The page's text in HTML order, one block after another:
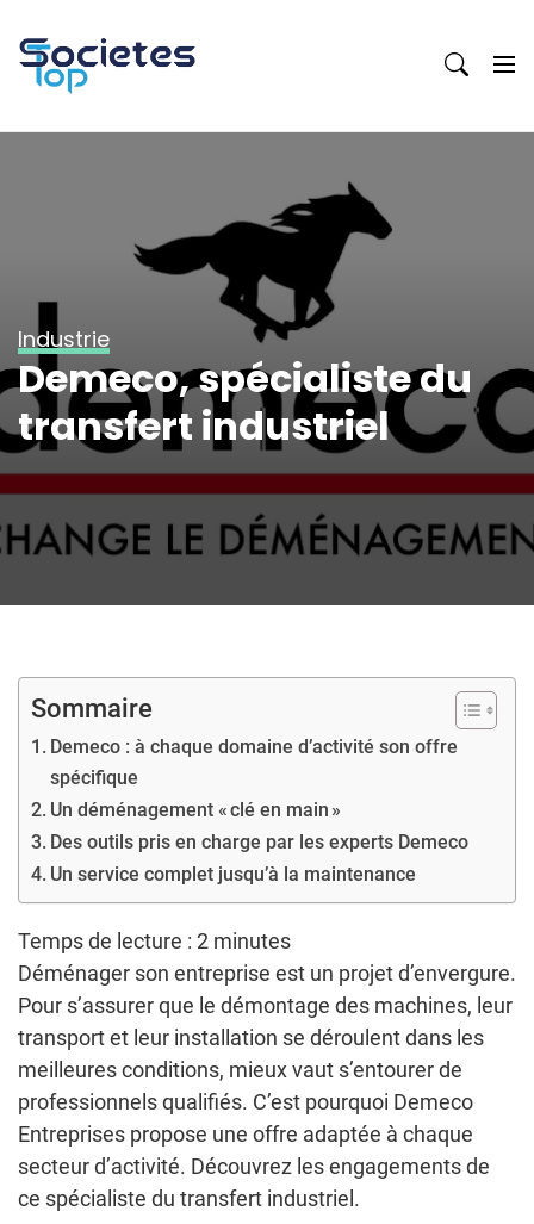
content
Industrie
Demeco, spécialiste du
transfert industriel
Sommaire
Demeco : à chaque domaine d’activité son offre
spécifique
Un déménagement « clé en main »
Des outils pris en charge par les experts Demeco
Un service complet jusqu’à la maintenance
Temps de lecture : 2 minutes
Déménager son entreprise est un projet d’envergure.
Pour s’assurer que le démontage des machines, leur
transport et leur installation se déroulent dans les
meilleures conditions, mieux vaut s’entourer de
professionnels qualifiés. C’est pourquoi Demeco
Entreprises propose une offre adaptée à chaque
secteur d’activité. Découvrez les engagements de
ce spécialiste du transfert industriel.